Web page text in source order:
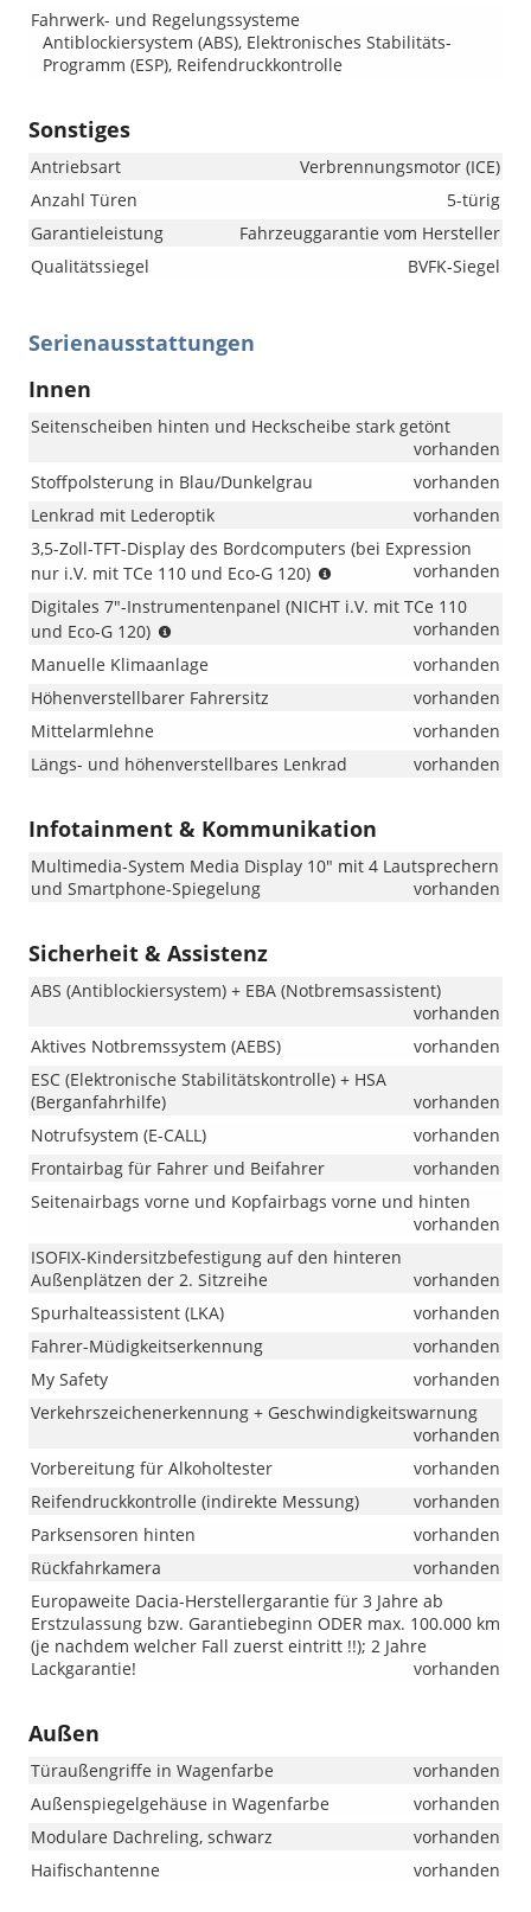
Fahrwerk- und Regelungssysteme
Antiblockiersystem (ABS), Elektronisches Stabilitäts-
Programm (ESP), Reifendruckkontrolle
Sonstiges
Antriebsart
Verbrennungsmotor (ICE)
Anzahl Türen
5-türig
Garantieleistung
Fahrzeuggarantie vom Hersteller
Qualitätssiegel
BVFK-Siegel
Serienausstattungen
Innen
Seitenscheiben hinten und Heckscheibe stark getönt
vorhanden
Stoffpolsterung in Blau/Dunkelgrau
vorhanden
Lenkrad mit Lederoptik
vorhanden
3,5-Zoll-TFT-Display des Bordcomputers (bei Expression
nur i.V. mit TCe 110 und Eco-G 120)
nur
G
vorhanden
Digitales 7"-Instrumentenpanel (NICHT i.V. mit TCe 110
und Eco-G 120)
mit
TCe
Eco-
vorhanden
Manuelle Klimaanlage
vorhanden
Höhenverstellbarer Fahrersitz
vorhanden
Mittelarmlehne
vorhanden
Längs- und höhenverstellbares Lenkrad
vorhanden
Infotainment & Kommunikation
Multimedia-System Media Display 10" mit 4 Lautsprechern
und Smartphone-Spiegelung
vorhanden
Sicherheit & Assistenz
ABS (Antiblockiersystem) + EBA (Notbremsassistent)
vorhanden
Aktives Notbremssystem (AEBS)
vorhanden
ESC (Elektronische Stabilitätskontrolle) + HSA
(Berganfahrhilfe)
vorhanden
Notrufsystem (E-CALL)
vorhanden
Frontairbag für Fahrer und Beifahrer
vorhanden
Seitenairbags vorne und Kopfairbags vorne und hinten
vorhanden
ISOFIX-Kindersitzbefestigung auf den hinteren
Außenplätzen der 2. Sitzreihe
vorhanden
Spurhalteassistent (LKA)
vorhanden
Fahrer-Müdigkeitserkennung
vorhanden
My Safety
vorhanden
Verkehrszeichenerkennung + Geschwindigkeitswarnung
vorhanden
Vorbereitung für Alkoholtester
vorhanden
Reifendruckkontrolle (indirekte Messung)
vorhanden
Parksensoren hinten
vorhanden
Rückfahrkamera
vorhanden
Europaweite Dacia-Herstellergarantie für 3 Jahre ab
Erstzulassung bzw. Garantiebeginn ODER max. 100.000 km
(je nachdem welcher Fall zuerst eintritt !!); 2 Jahre
Lackgarantie!
vorhanden
Außen
Türaußengriffe in Wagenfarbe
vorhanden
Außenspiegelgehäuse in Wagenfarbe
vorhanden
Modulare Dachreling, schwarz
vorhanden
Haifischantenne
vorhanden